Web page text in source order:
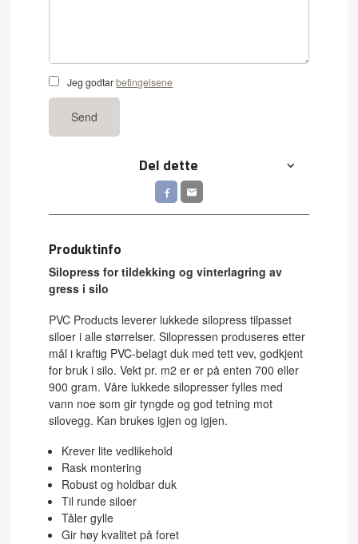
Jeg godtarbetingelsene
Send
Del dette
Produktinfo
Silopress for tildekking og vinterlagring av
gress i silo
PVC Products leverer lukkede silopress tilpasset
siloer i alle størrelser. Silopressen produseres etter
mål i kraftig PVC-belagt duk med tett vev, godkjent
for bruk i silo. Vekt pr. m2 er er på enten 700 eller
900 gram. Våre lukkede silopresser fylles med
vann noe som gir tyngde og god tetning mot
silovegg. Kan brukes igjen og igjen.
Krever lite vedlikehold
Rask montering
Robust og holdbar duk
Til runde siloer
Tåler gylle
Gir høy kvalitet på foret